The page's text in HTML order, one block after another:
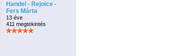
Handel - Rejoice -
Fers Márta
13 éve
411 megtekintés